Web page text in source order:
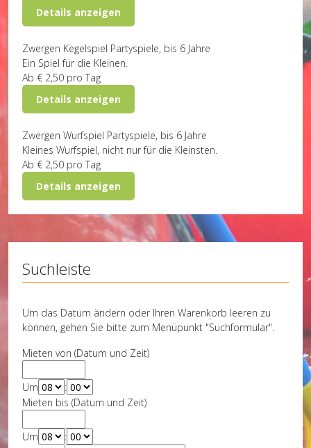
Details anzeigen
Zwergen Kegelspiel Partyspiele, bis 6 Jahre
Ein Spiel für die Kleinen.
Ab € 2,50 pro Tag
Details anzeigen
Zwergen Wurfspiel Partyspiele, bis 6 Jahre
Kleines Wurfspiel, nicht nur für die Kleinsten.
Ab € 2,50 pro Tag
Details anzeigen
Suchleiste
Um das Datum ändern oder Ihren Warenkorb leeren zu
können, gehen Sie bitte zum Menüpunkt "Suchformular".
Mieten von (Datum und Zeit)
Um
:
Mieten bis (Datum und Zeit)
Um
: